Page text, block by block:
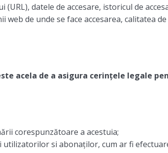
datele de accesare, istoricul de
de unde se face accesarea, calitatea
acela de a asigura cerințele legale
corespunzătoare a acestuia;
si abonaților, cum ar fi